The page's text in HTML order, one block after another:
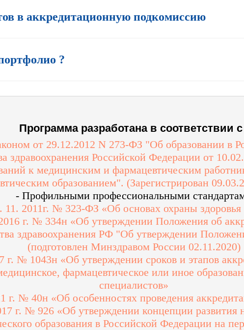
в аккредитационную подкомиссию
?
Программа разработана в соответствии
от 29.12.2012 N 273-ФЗ "Об образовании в
здравоохранения Российской Федерации от
к медицинским и фармацевтическим
образованием". (Зарегистрирован
- Профильными профессиональными
2011г. № 323-ФЗ «Об основах охраны
г. № 334н «Об утверждении Положения об
здравоохранения РФ "Об утверждении
(подготовлен Минздравом России 02.11.2020)
г. № 1043н «Об утверждении сроков и этапов
фармацевтическое или иное
специалистов»
г. № 40н «Об особенностях проведения
г. № 926 «Об утверждении концепции развития
образования в Российской Федерации на